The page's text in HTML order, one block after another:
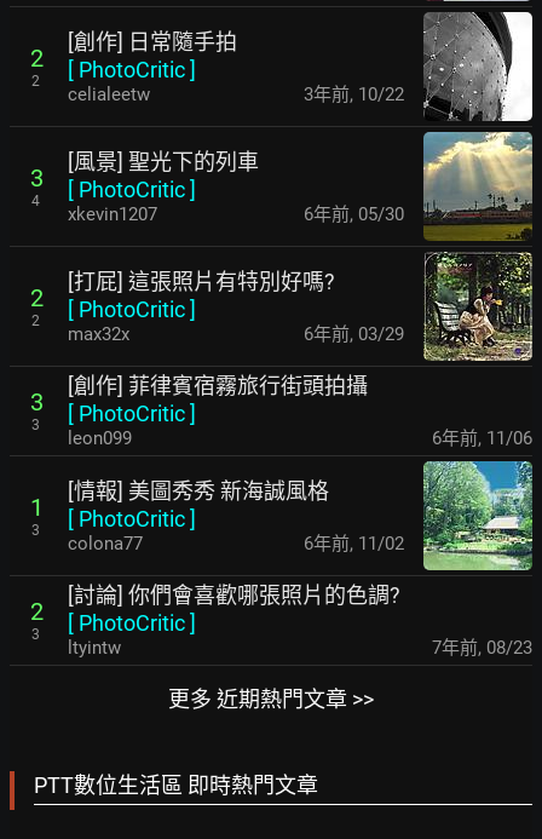
2
2
[創作] 日常隨手拍
[ PhotoCritic]
celialeetw 3年前, 10/22
3
4
[風景] 聖光下的列車
[ PhotoCritic]
xkevin1207 6年前, 05/30
2
2
[打屁] 這張照片有特別好嗎?
[ PhotoCritic]
max32x 6年前, 03/29
3
3
[創作] 菲律賓宿霧旅行街頭拍攝
[ PhotoCritic]
leon099 6年前, 11/06
1
3
[情報] 美圖秀秀 新海誠風格
[ PhotoCritic]
colona77 6年前, 11/02
2
3
[討論] 你們會喜歡哪張照片的色調?
[ PhotoCritic]
ltyintw 7年前, 08/23
更多 近期熱門文章 >>
PTT數位生活區 即時熱門文章